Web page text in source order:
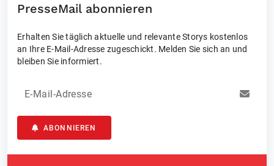
PresseMail abonnieren
Erhalten Sie täglich aktuelle und relevante Storys kostenlos
an Ihre E-Mail-Adresse zugeschickt. Melden Sie sich an und
bleiben Sie informiert.
E-Mail-Adresse
ABONNIEREN